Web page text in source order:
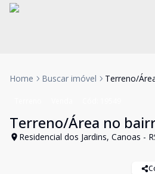
Home Buscar imóvel Terreno/
Terreno/Área no
Residencial dos Jardins, Canoas -